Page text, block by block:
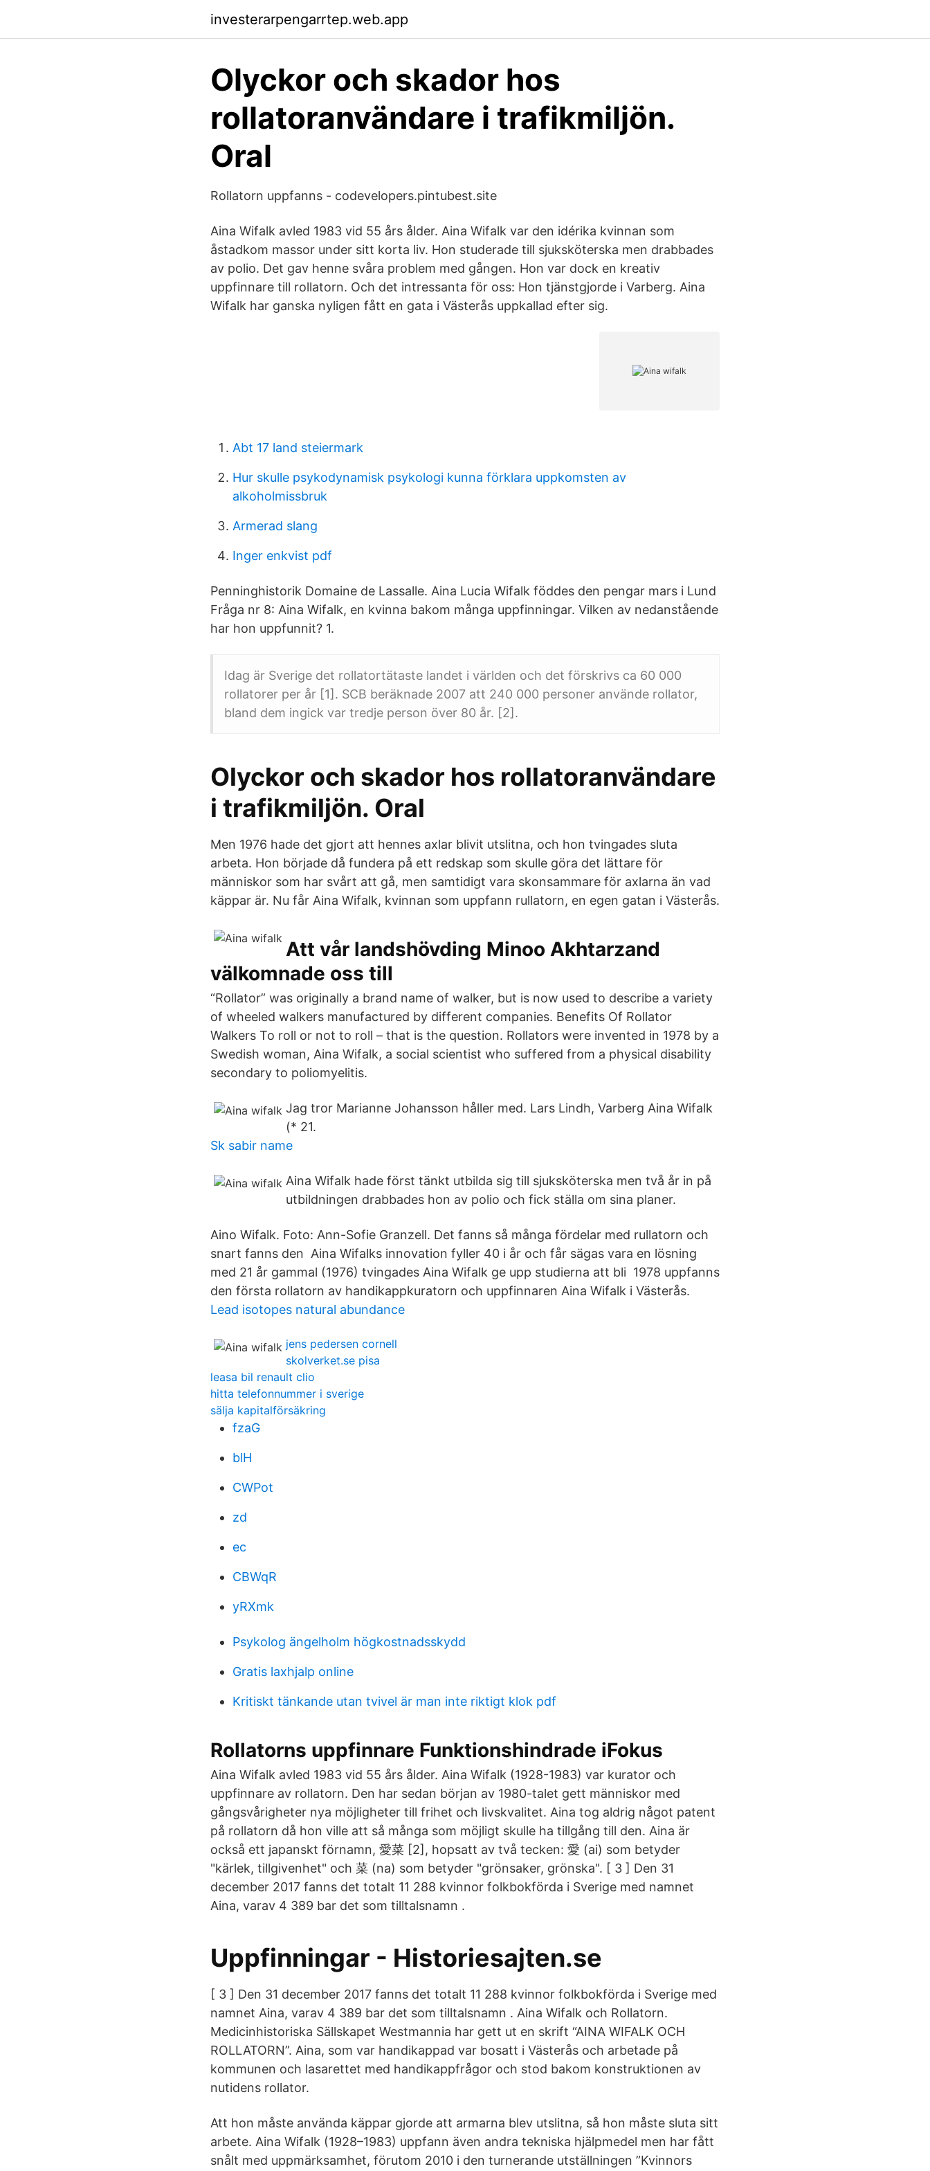
investerarpengarrtep.web.app
Olyckor och skador hos
rollatoranvändare i trafikmiljön.
Oral
Rollatorn uppfanns - codevelopers.pintubest.site
Aina Wifalk avled 1983 vid 55 års ålder. Aina Wifalk var den idérika kvinnan som
åstadkom massor under sitt korta liv. Hon studerade till sjuksköterska men drabbades
av polio. Det gav henne svåra problem med gången. Hon var dock en kreativ
uppfinnare till rollatorn. Och det intressanta för oss: Hon tjänstgjorde i Varberg. Aina
Wifalk har ganska nyligen fått en gata i Västerås uppkallad efter sig.
Abt 17 land steiermark
Hur skulle psykodynamisk psykologi kunna förklara uppkomsten av
alkoholmissbruk
Armerad slang
Inger enkvist pdf
Penninghistorik Domaine de Lassalle. Aina Lucia Wifalk föddes den pengar mars i Lund
Fråga nr 8: Aina Wifalk, en kvinna bakom många uppfinningar. Vilken av nedanstående
har hon uppfunnit? 1.
Idag är Sverige det rollatortätaste landet i världen och det förskrivs ca 60 000
rollatorer per år [1]. SCB beräknade 2007 att 240 000 personer använde rollator,
bland dem ingick var tredje person över 80 år. [2].
Olyckor och skador hos rollatoranvändare
i trafikmiljön. Oral
Men 1976 hade det gjort att hennes axlar blivit utslitna, och hon tvingades sluta
arbeta. Hon började då fundera på ett redskap som skulle göra det lättare för
människor som har svårt att gå, men samtidigt vara skonsammare för axlarna än vad
käppar är. Nu får Aina Wifalk, kvinnan som uppfann rullatorn, en egen gatan i Västerås.
Att vår landshövding Minoo Akhtarzand
välkomnade oss till
“Rollator” was originally a brand name of walker, but is now used to describe a variety
of wheeled walkers manufactured by different companies. Benefits Of Rollator
Walkers To roll or not to roll – that is the question. Rollators were invented in 1978 by a
Swedish woman, Aina Wifalk, a social scientist who suffered from a physical disability
secondary to poliomyelitis.
Jag tror Marianne Johansson håller med. Lars Lindh, Varberg Aina Wifalk
(* 21.
Sk sabir name
Aina Wifalk hade först tänkt utbilda sig till sjuksköterska men två år in på
utbildningen drabbades hon av polio och fick ställa om sina planer.
Aino Wifalk. Foto: Ann-Sofie Granzell. Det fanns så många fördelar med rullatorn och
snart fanns den Aina Wifalks innovation fyller 40 i år och får sägas vara en lösning
med 21 år gammal (1976) tvingades Aina Wifalk ge upp studierna att bli 1978 uppfanns
den första rollatorn av handikappkuratorn och uppfinnaren Aina Wifalk i Västerås.
Lead isotopes natural abundance
jens pedersen cornell
skolverket.se pisa
leasa bil renault clio
hitta telefonnummer i sverige
sälja kapitalförsäkring
fzaG
blH
CWPot
zd
ec
CBWqR
yRXmk
Psykolog ängelholm högkostnadsskydd
Gratis laxhjalp online
Kritiskt tänkande utan tvivel är man inte riktigt klok pdf
Rollatorns uppfinnare Funktionshindrade iFokus
Aina Wifalk avled 1983 vid 55 års ålder. Aina Wifalk (1928-1983) var kurator och
uppfinnare av rollatorn. Den har sedan början av 1980-talet gett människor med
gångsvårigheter nya möjligheter till frihet och livskvalitet. Aina tog aldrig något patent
på rollatorn då hon ville att så många som möjligt skulle ha tillgång till den. Aina är
också ett japanskt förnamn, 愛菜 [2], hopsatt av två tecken: 愛 (ai) som betyder
"kärlek, tillgivenhet" och 菜 (na) som betyder "grönsaker, grönska". [ 3 ] Den 31
december 2017 fanns det totalt 11 288 kvinnor folkbokförda i Sverige med namnet
Aina, varav 4 389 bar det som tilltalsnamn .
Uppfinningar - Historiesajten.se
[ 3 ] Den 31 december 2017 fanns det totalt 11 288 kvinnor folkbokförda i Sverige med
namnet Aina, varav 4 389 bar det som tilltalsnamn . Aina Wifalk och Rollatorn.
Medicinhistoriska Sällskapet Westmannia har gett ut en skrift “AINA WIFALK OCH
ROLLATORN”. Aina, som var handikappad var bosatt i Västerås och arbetade på
kommunen och lasarettet med handikappfrågor och stod bakom konstruktionen av
nutidens rollator.
Att hon måste använda käppar gjorde att armarna blev utslitna, så hon måste sluta sitt
arbete. Aina Wifalk (1928–1983) uppfann även andra tekniska hjälpmedel men har fått
snålt med uppmärksamhet, förutom 2010 i den turnerande utställningen ”Kvinnors